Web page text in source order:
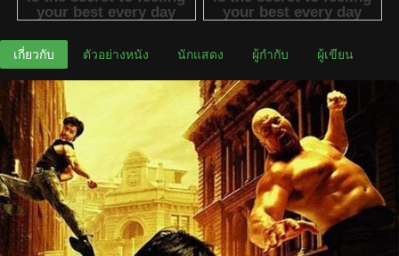
เกี่ยวกับ ตัวอย่างหนัง นักแสดง ผู้กำกับ ผู้เขียน